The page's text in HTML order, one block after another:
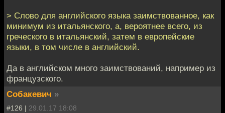
> Слово для английского языка заимствованное, как
минимум из итальянского, а, вероятнее всего, из
греческого в итальянский, затем в европейские
языки, в том числе в английский.
Да в английском много заимствований, например из
французского.
Собакевич »
#126 | 29.01.17 18:08